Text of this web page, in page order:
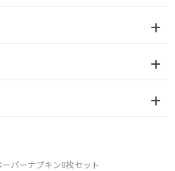
ーパーナプキン8枚セット